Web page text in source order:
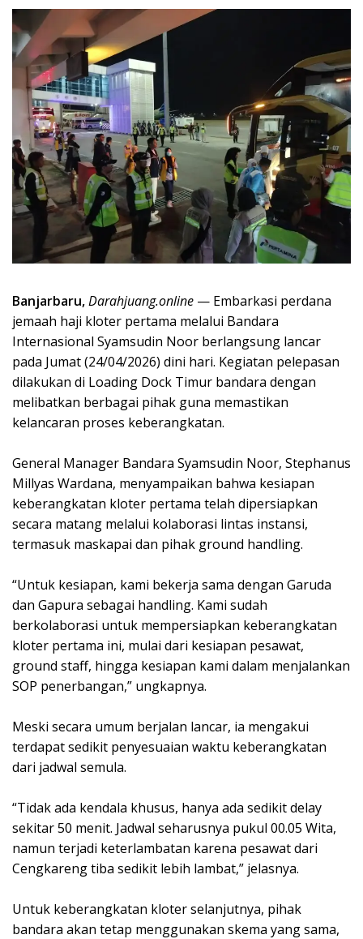
Banjarbaru,Darahjuang.online — Embarkasi perdana
jemaah haji kloter pertama melalui Bandara
Internasional Syamsudin Noor berlangsung lancar
pada Jumat (24/04/2026) dini hari. Kegiatan pelepasan
dilakukan di Loading Dock Timur bandara dengan
melibatkan berbagai pihak guna memastikan
kelancaran proses keberangkatan.
General Manager Bandara Syamsudin Noor, Stephanus
Millyas Wardana, menyampaikan bahwa kesiapan
keberangkatan kloter pertama telah dipersiapkan
secara matang melalui kolaborasi lintas instansi,
termasuk maskapai dan pihak ground handling.
“Untuk kesiapan, kami bekerja sama dengan Garuda
dan Gapura sebagai handling. Kami sudah
berkolaborasi untuk mempersiapkan keberangkatan
kloter pertama ini, mulai dari kesiapan pesawat,
ground staff, hingga kesiapan kami dalam menjalankan
SOP penerbangan,” ungkapnya.
Meski secara umum berjalan lancar, ia mengakui
terdapat sedikit penyesuaian waktu keberangkatan
dari jadwal semula.
“Tidak ada kendala khusus, hanya ada sedikit delay
sekitar 50 menit. Jadwal seharusnya pukul 00.05 Wita,
namun terjadi keterlambatan karena pesawat dari
Cengkareng tiba sedikit lebih lambat,” jelasnya.
Untuk keberangkatan kloter selanjutnya, pihak
bandara akan tetap menggunakan skema yang sama,